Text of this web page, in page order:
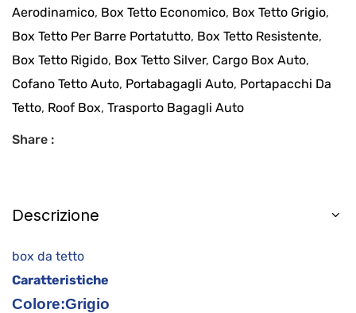
Aerodinamico, Box Tetto Economico, Box Tetto Grigio,
Box Tetto Per Barre Portatutto, Box Tetto Resistente,
Box Tetto Rigido, Box Tetto Silver, Cargo Box Auto,
Cofano Tetto Auto, Portabagagli Auto, Portapacchi Da
Tetto, Roof Box, Trasporto Bagagli Auto
Share :
Descrizione
box da tetto
Caratteristiche
Colore:Grigio